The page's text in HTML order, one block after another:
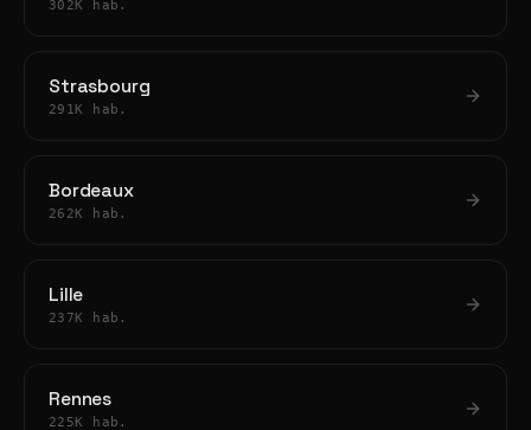
302K hab.
Strasbourg
291K hab.
Bordeaux
262K hab.
Lille
237K hab.
Rennes
225K hab.